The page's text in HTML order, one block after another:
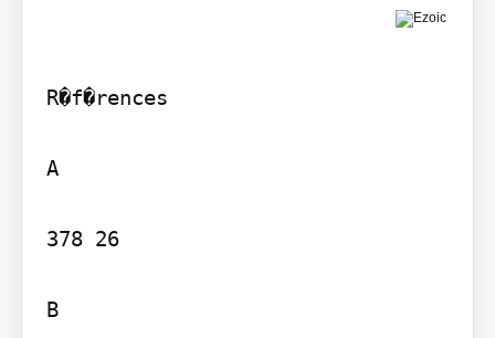
R�f�rences
A
378 26
B